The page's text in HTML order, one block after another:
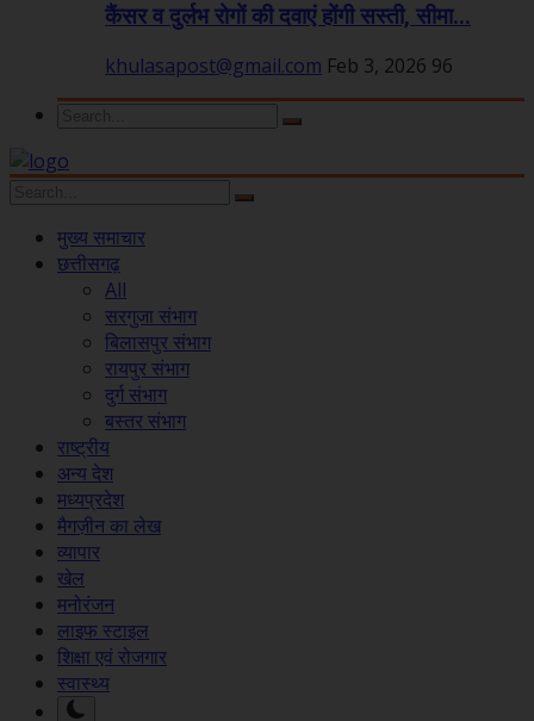
कैंसर व दुर्लभ रोगों की दवाएं होंगी सस्ती, सीमा...
khulasapost@gmail.com Feb 3, 2026 96
मुख्य समाचार
छत्तीसगढ़
All
सरगुजा संभाग
बिलासपुर संभाग
रायपुर संभाग
दुर्ग संभाग
बस्तर संभाग
राष्ट्रीय
अन्य देश
मध्यप्रदेश
मैगज़ीन का लेख
व्यापार
खेल
मनोरंजन
लाइफ स्टाइल
शिक्षा एवं रोजगार
स्वास्थ्य